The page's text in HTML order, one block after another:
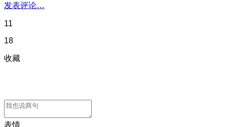
发表评论…
11
18
收藏
表情